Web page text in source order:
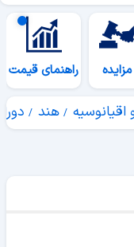
مزایده راهنمای قیمت
اقیانوسیه هند